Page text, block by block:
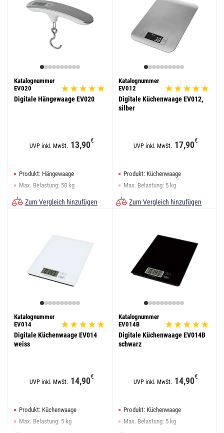
Katalognummer
EV020
Digitale Hängewaage EV020
UVP inkl. MwSt. 13,90€
Produkt: Hängewaage
Max. Belastung: 50 kg
Zum Vergleich hinzufügen
Katalognummer
EV012
Digitale Küchenwaage EV012,
silber
UVP inkl. MwSt. 17,90€
Produkt: Küchenwaage
Max. Belastung: 5 kg
Zum Vergleich hinzufügen
Katalognummer
EV014
Digitale Küchenwaage EV014
weiss
UVP inkl. MwSt. 14,90€
Produkt: Küchenwaage
Max. Belastung: 5 kg
Katalognummer
EV014B
Digitale Küchenwaage EV014B
schwarz
UVP inkl. MwSt. 14,90€
Produkt: Küchenwaage
Max. Belastung: 5 kg